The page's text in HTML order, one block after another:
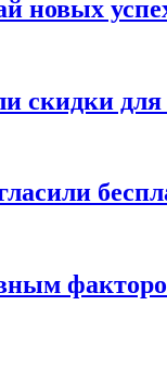
новых
скидки